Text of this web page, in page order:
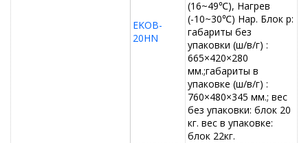
EKOB-
20HN
(16~49℃), Нагрев
(-10~30℃) Нар. Блок р:
габариты без
упаковки (ш/в/г) :
665×420×280
мм.;габариты в
упаковке (ш/в/г) :
760×480×345 мм.; вес
без упаковки: блок 20
кг. вес в упаковке:
блок 22кг.